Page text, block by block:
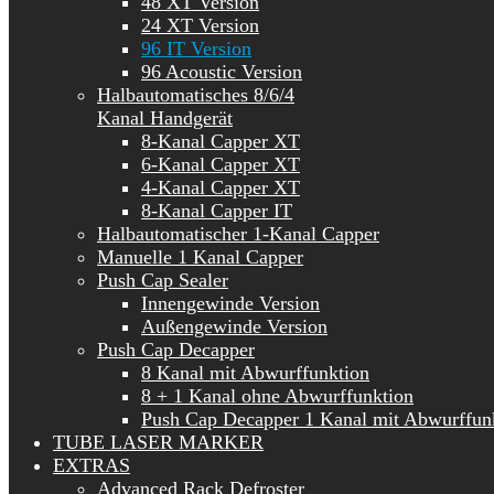
24 XT Version
96 IT Version
96 Acoustic Version
Halbautomatisches 8/6/4
Kanal Handgerät
8-Kanal Capper XT
6-Kanal Capper XT
4-Kanal Capper XT
8-Kanal Capper IT
Halbautomatischer 1-Kanal Capper
Manuelle 1 Kanal Capper
Push Cap Sealer
Innengewinde Version
Außengewinde Version
Push Cap Decapper
8 Kanal mit Abwurffunktion
8 + 1 Kanal ohne Abwurffunktion
Push Cap Decapper 1 Kanal mit
TUBE LASER MARKER
EXTRAS
Advanced Rack Defroster